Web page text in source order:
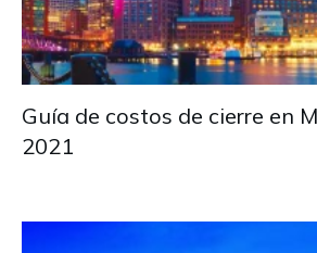
Guía de costos de cierre en
2021